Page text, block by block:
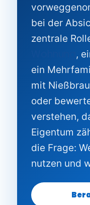
bei der
zentrale
,
ein
mit
oder
verstehen,
Eigentum
die Frage:
nutzen und